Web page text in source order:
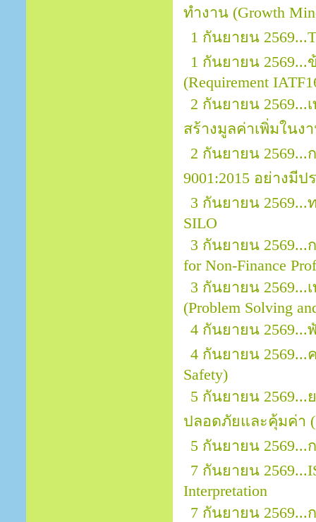
ทำงาน (Growth
1 กันยายน
1 กันยายน
(Requirement
2 กันยายน 2569...
สร้างมูลค่าเพิ่มในง
2 กันยายน 2569...
9001:2015 อย่างมี
3 กันยายน
SILO
3 กันยายน 2569...
for Non-Finance
3 กันยายน
(Problem Solving
4 กันยายน
4 กันยายน 2569...
Safety)
5 กันยายน
ปลอดภัยและคุ้มค่า
5 กันยายน 2569...
7 กันยายน
Interpretation
7 กันยายน